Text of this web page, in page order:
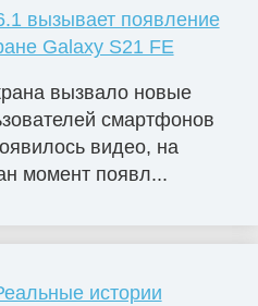
вызывает появление
Galaxy S21 FE
вызвало новые
смартфонов
видео, на
момент появл...
истории